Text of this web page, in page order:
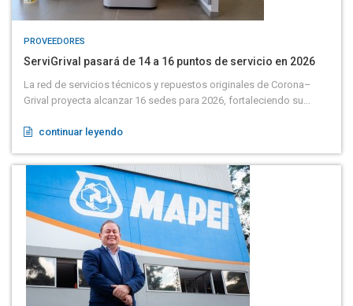
PROVEEDORES
ServiGrival pasará de 14 a 16 puntos de servicio en 2026
La red de servicios técnicos y repuestos originales de Corona–
Grival proyecta alcanzar 16 sedes para 2026, fortaleciendo su...
continuar leyendo